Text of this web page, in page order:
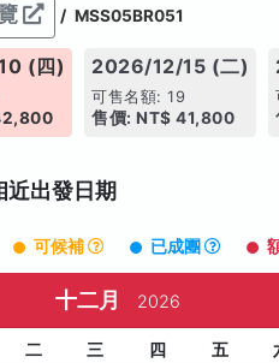
/ MSS05BR051
(四) 2026/12/15 (二)
可售名額: 19
售價: NT$ 41,800
近出發日期
可候補 已成團
十二月 2026
二 三 四 五